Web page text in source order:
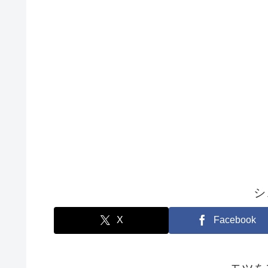
X Facebook